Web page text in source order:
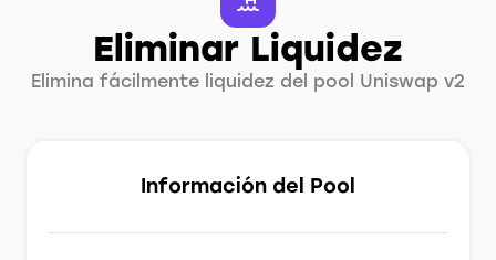
Eliminar Liquidez
Elimina fácilmente liquidez del pool Uniswap v2
Información del Pool